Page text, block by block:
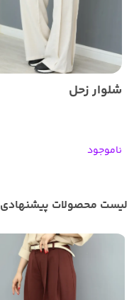
شلوار زحل
ناموجود
لیست محصولات پیشنهادی